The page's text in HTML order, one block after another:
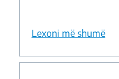
Lexoni më shumë